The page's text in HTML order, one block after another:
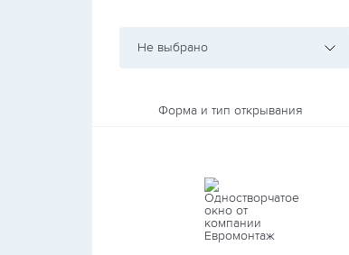
Не выбрано
Форма и тип открывания